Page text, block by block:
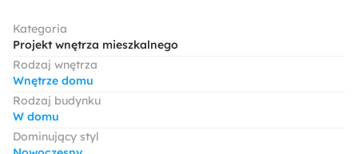
Kategoria
Projekt wnętrza mieszkalnego
Rodzaj wnętrza
Wnętrze domu
Rodzaj budynku
W domu
Dominujący styl